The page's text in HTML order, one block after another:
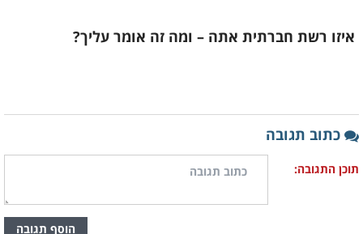
איזו רשת חברתית אתה – ומה זה אומר עליך?
כתוב תגובה
תוכן התגובה:
הוסף תגובה